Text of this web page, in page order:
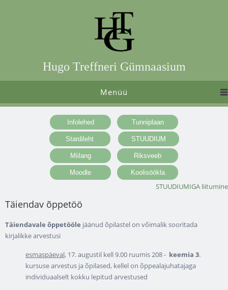
Hugo Treffneri Gümnaasium
Menüü
STUUDIUMIGA liitumine
Täiendav õppetöö
Täiendavale õppetööle jäänud õpilastel on võimalik sooritada
kirjalikke arvestusi
esmaspäeval, 17. augustil kell 9.00 ruumis 208 - keemia 3.
kursuse arvestus ja õpilased, kellel on õppealajuhatajaga
individuaalselt kokku lepitud arvestused